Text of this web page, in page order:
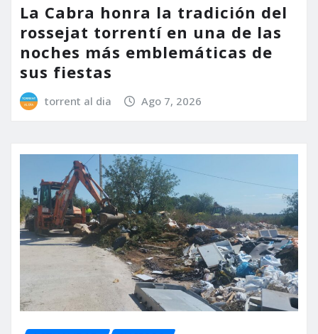
La Cabra honra la tradición del
rossejat torrentí en una de las
noches más emblemáticas de
sus fiestas
torrent al dia Ago 7, 2026